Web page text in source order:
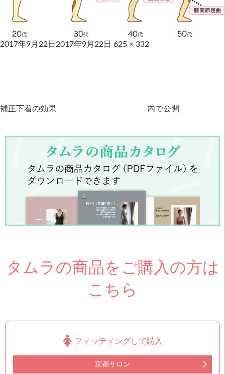
2017年9月22日 2017年9月22日 625 × 332
補正下着の効果 内で公開
タムラの商品をご購入の方は
こちら
フィッティングして購入
京都サロン